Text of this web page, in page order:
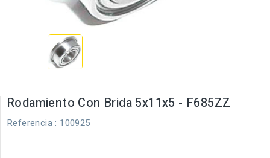
Rodamiento Con Brida 5x11x5 - F685ZZ
Referencia : 100925